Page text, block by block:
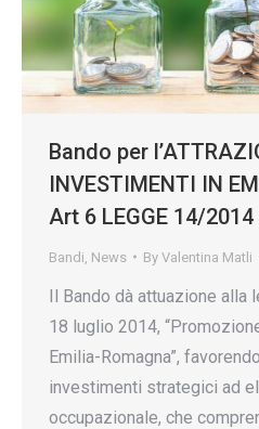
Bando per
INVESTIMENTI IN
Art 6 LEGGE 14/
Bandi News By Valentina Matli
Il Bando dà attuazione alla
18 luglio 2014,
Emilia-Romagna”,
investimenti strategici ad
occupazionale, che